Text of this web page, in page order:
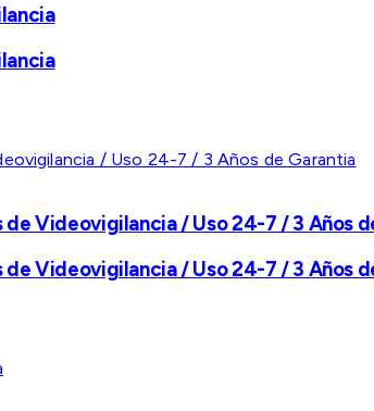
Videovigilancia / Uso 24-7 / 3 Años
Videovigilancia / Uso 24-7 / 3 Años